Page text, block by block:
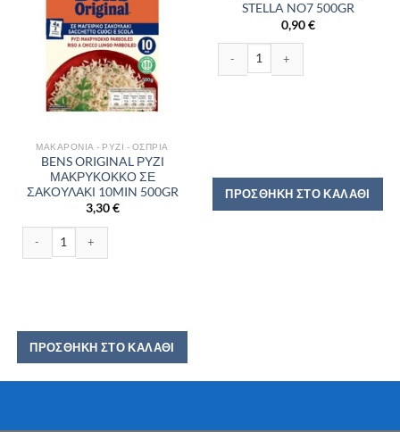
ΜΑΚΑΡΌΝΙΑ - ΡΎΖΙ - ΌΣΠΡΙΑ
BENS ORIGINAL ΡΥΖΙ
ΜΑΚΡΥΚΟΚΚΟ ΣΕ
ΣΑΚΟΥΛΑΚΙ 10MIN 500GR
3,30€
ΠΡΟΣΘΉΚΗ ΣΤΟ ΚΑΛΆΘΙ
STELLA NO7 500GR
0,90€
STELLA NO7 500GR ποσότητα
ΠΡΟΣΘΉΚΗ ΣΤΟ ΚΑΛΆΘΙ